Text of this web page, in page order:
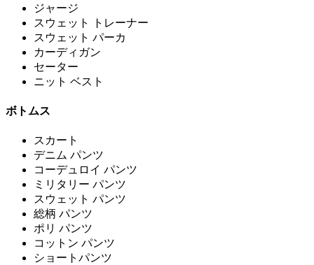
ジャージ
スウェット トレーナー
スウェット パーカ
カーディガン
セーター
ニット ベスト
ボトムス
スカート
デニム パンツ
コーデュロイ パンツ
ミリタリー パンツ
スウェット パンツ
総柄 パンツ
ポリ パンツ
コットン パンツ
ショートパンツ